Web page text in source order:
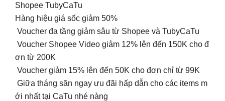
Shopee TubyCaTu
Hàng hiệu giá sốc giảm 50%
Voucher đa tầng giảm sâu từ Shopee và TubyCaTu
Voucher Shopee Video giảm 12% lên đến 150K cho đ
ơn từ 200K
Voucher giảm 15% lên đến 50K cho đơn chỉ từ 99K
Giữa tháng săn ngay ưu đãi hấp dẫn cho các items m
ới nhất tại CaTu nhé nàng